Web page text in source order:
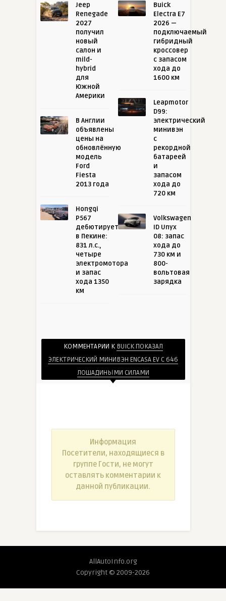
Jeep
Renegade
2027
получил
новый
салон и
mild-
hybrid
для
Южной
Америки
В Англии
объявлены
цены на
обновлённую
модель
Ford
Fiesta
2013 года
Hongqi
P567
дебютирует
в Пекине:
831 л.с.,
четыре
электромотора
и запас
хода 1350
км
Buick
Electra E7
2026 —
подключаемый
гибридный
кроссовер
с запасом
хода до
1600 км
Leapmotor
D99:
электрический
минивэн
с
рекордной
батареей
и
запасом
хода до
720 км
Volkswagen
ID Unyx
08: запас
хода до
730 км и
800-
вольтовая
зарядка
КОММЕНТАРИИ К BUICK ПОКАЗАЛ
ЭЛЕКТРИЧЕСКИЙ МИНИВЭН ENCASA EV С 646
ЛОШАДИНЫМИ СИЛАМИ
Информация
Посетители, находящиеся в
группе Гости, не могут
оставлять комментарии к
данной публикации.
AllAutoInfo.org
Copyright © 2009-2026